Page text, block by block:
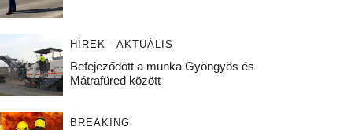
HÍREK - AKTUÁLIS
Befejeződött a munka Gyöngyös és
Mátrafüred között
BREAKING